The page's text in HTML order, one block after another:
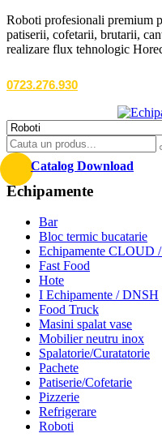
Roboti profesionali premium
patiserii, cofetarii, brutarii,
realizare flux tehnologic
0723.276.930
Catalog Download
Echipamente
Bar
Bloc termic bucatarie
Echipamente CLOUD
Fast Food
Hote
I Echipamente / DNSH
Food Truck
Masini spalat vase
Mobilier neutru inox
Spalatorie/Curatatorie
Pachete
Patiserie/Cofetarie
Pizzerie
Refrigerare
Roboti